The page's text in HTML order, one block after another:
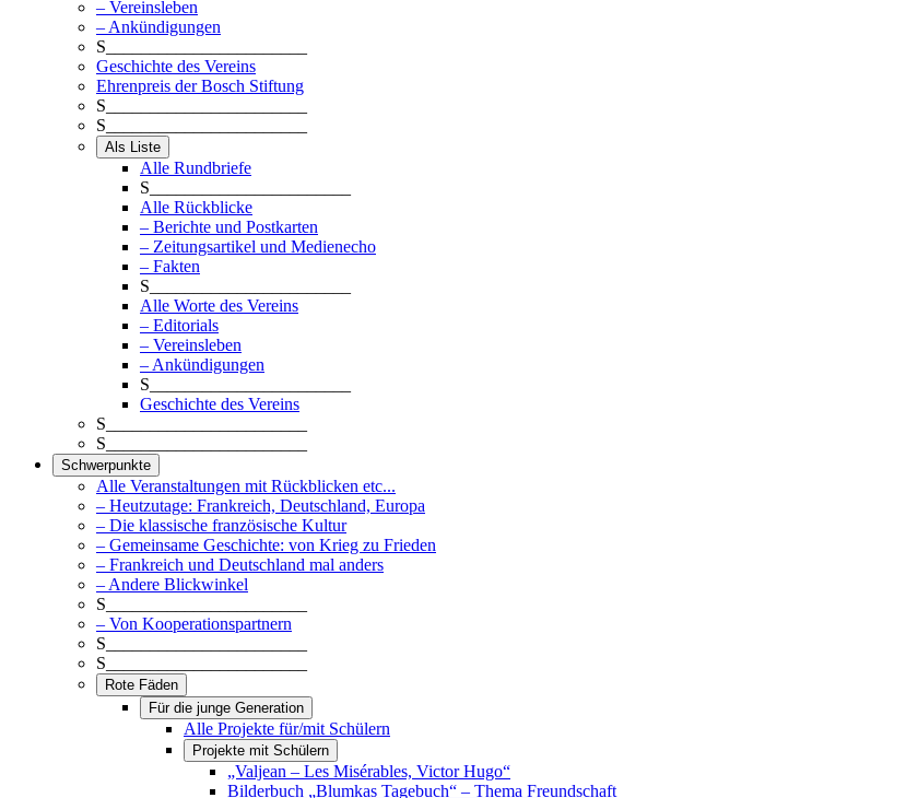
– Vereinsleben
– Ankündigungen
S_______________________
Geschichte des Vereins
Ehrenpreis der Bosch Stiftung
S_______________________
S_______________________
Als Liste
Alle Rundbriefe
S_______________________
Alle Rückblicke
– Berichte und Postkarten
– Zeitungsartikel und Medienecho
– Fakten
S_______________________
Alle Worte des Vereins
– Editorials
– Vereinsleben
– Ankündigungen
S_______________________
Geschichte des Vereins
S_______________________
S_______________________
Schwerpunkte
Alle Veranstaltungen mit Rückblicken etc...
– Heutzutage: Frankreich, Deutschland, Europa
– Die klassische französische Kultur
– Gemeinsame Geschichte: von Krieg zu Frieden
– Frankreich und Deutschland mal anders
– Andere Blickwinkel
S_______________________
– Von Kooperationspartnern
S_______________________
S_______________________
Rote Fäden
Für die junge Generation
Alle Projekte für/mit Schülern
Projekte mit Schülern
„Valjean – Les Misérables, Victor Hugo“
Bilderbuch „Blumkas Tagebuch“ – Thema Freundschaft